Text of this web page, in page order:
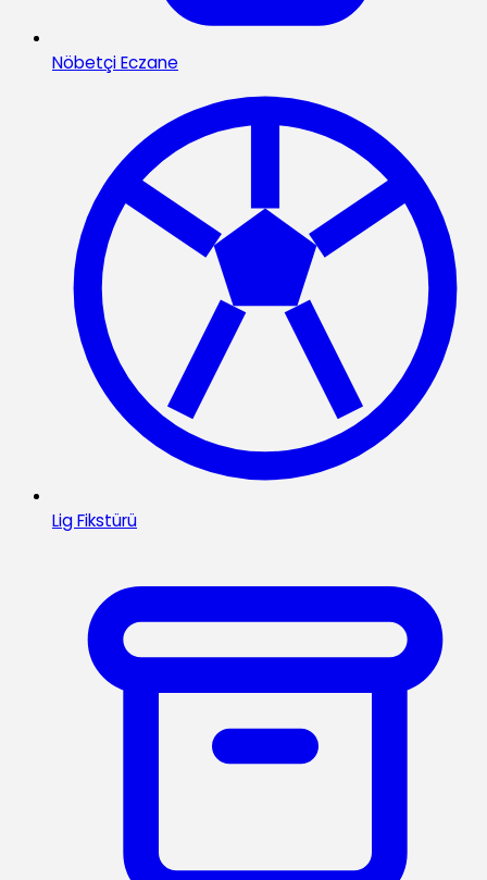
Nöbetçi Eczane
Lig Fikstürü